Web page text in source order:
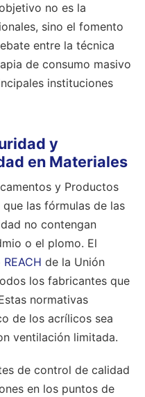
no es la
sino el fomento
entre la técnica
de consumo masivo
instituciones
y
en Materiales
y Productos
que las fórmulas de las
no contengan
o el plomo. El
de la Unión
los fabricantes que
normativas
de los acrílicos sea
ventilación limitada.
de control de calidad
en los puntos de